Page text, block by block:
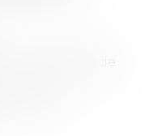
période